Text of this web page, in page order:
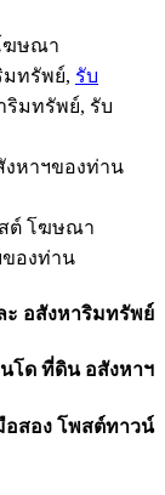
ฆษณา
มทรัพย์, รับ
ริมทรัพย์, รับ
งหาฯของท่าน
ต์ โฆษณา
ของท่าน
ะ อสังหาริมทรัพย์
โด ที่ดิน อสังหาฯ
อสอง โพสต์ทาวน์